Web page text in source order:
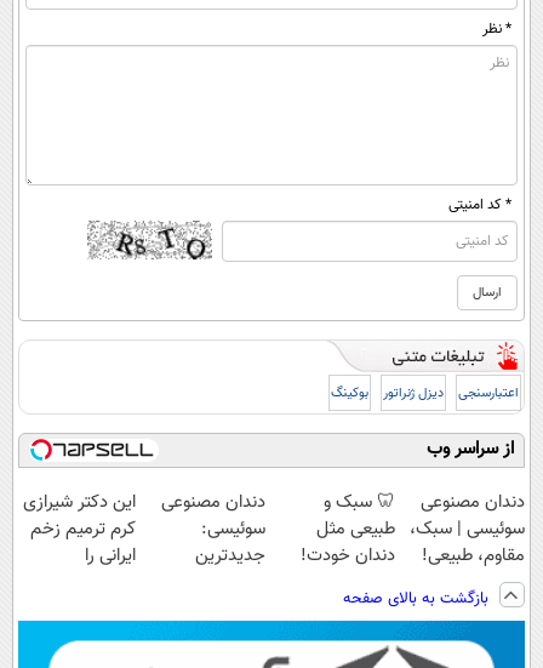
* نظر
* کد امنیتی
اعتبارسنجی دیزل ژنراتور بوکینگ
از سراسر وب
دندان مصنوعی
سوئیسی | سبک،
مقاوم، طبیعی!
ویزیت
رایگان+پرداخت
اقساطی😍
🦷 سبک و
طبیعی مثل
دندان خودت!
پرداخت اقساطی
💳 📍 تهران
دندان مصنوعی
سوئیسی:
جدیدترین
پرداخت قسطی
این دکتر شیرازی
کرم ترمیم زخم
ایرانی را
بازگشت به بالای صفحه